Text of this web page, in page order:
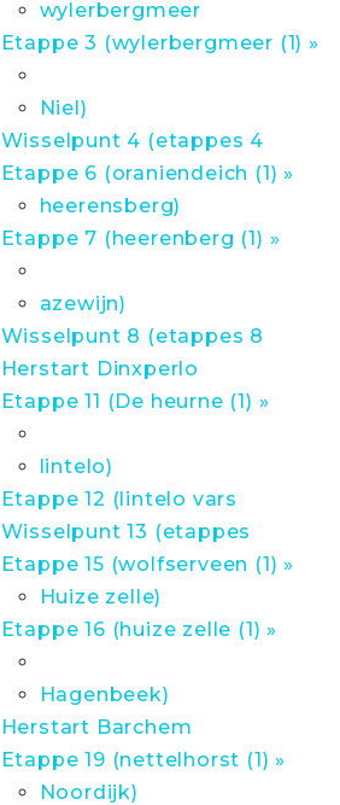
wylerbergmeer
Etappe 3 (wylerbergmeer (1) »
Niel)
Wisselpunt 4 (etappes 4
Etappe 6 (oraniendeich (1) »
heerensberg)
Etappe 7 (heerenberg (1) »
azewijn)
Wisselpunt 8 (etappes 8
Herstart Dinxperlo
Etappe 11 (De heurne (1) »
lintelo)
Etappe 12 (lintelo vars
Wisselpunt 13 (etappes
Etappe 15 (wolfserveen (1) »
Huize zelle)
Etappe 16 (huize zelle (1) »
Hagenbeek)
Herstart Barchem
Etappe 19 (nettelhorst (1) »
Noordijk)